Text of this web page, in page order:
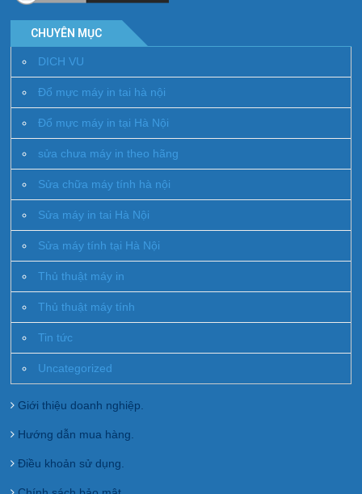
CHUYÊN MỤC
DICH VU
Đổ mực máy in tai hà nội
Đổ mực máy in tại Hà Nội
sửa chưa máy in theo hãng
Sửa chữa máy tính hà nội
Sửa máy in tai Hà Nội
Sửa máy tính tại Hà Nội
Thủ thuật máy in
Thủ thuật máy tính
Tin tức
Uncategorized
Giới thiệu doanh nghiệp.
Hướng dẫn mua hàng.
Điều khoản sử dụng.